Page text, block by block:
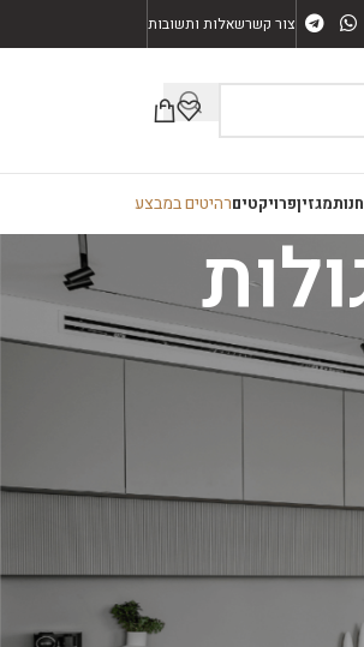
צור קשרשאלות ותשובות
חנותמגזיןפרויקטיםרהיטים במבצע